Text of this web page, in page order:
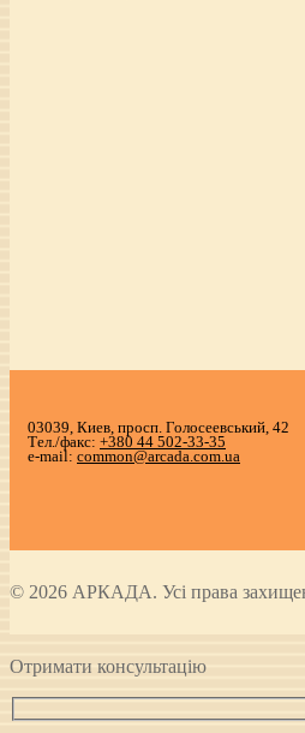
03039, Киев, просп. Голосеевський, 42
Тел./факс: +380 44 502-33-35
e-mail: common@arcada.com.ua
© 2026 АРКАДА. Усі права
Отримати консультацію